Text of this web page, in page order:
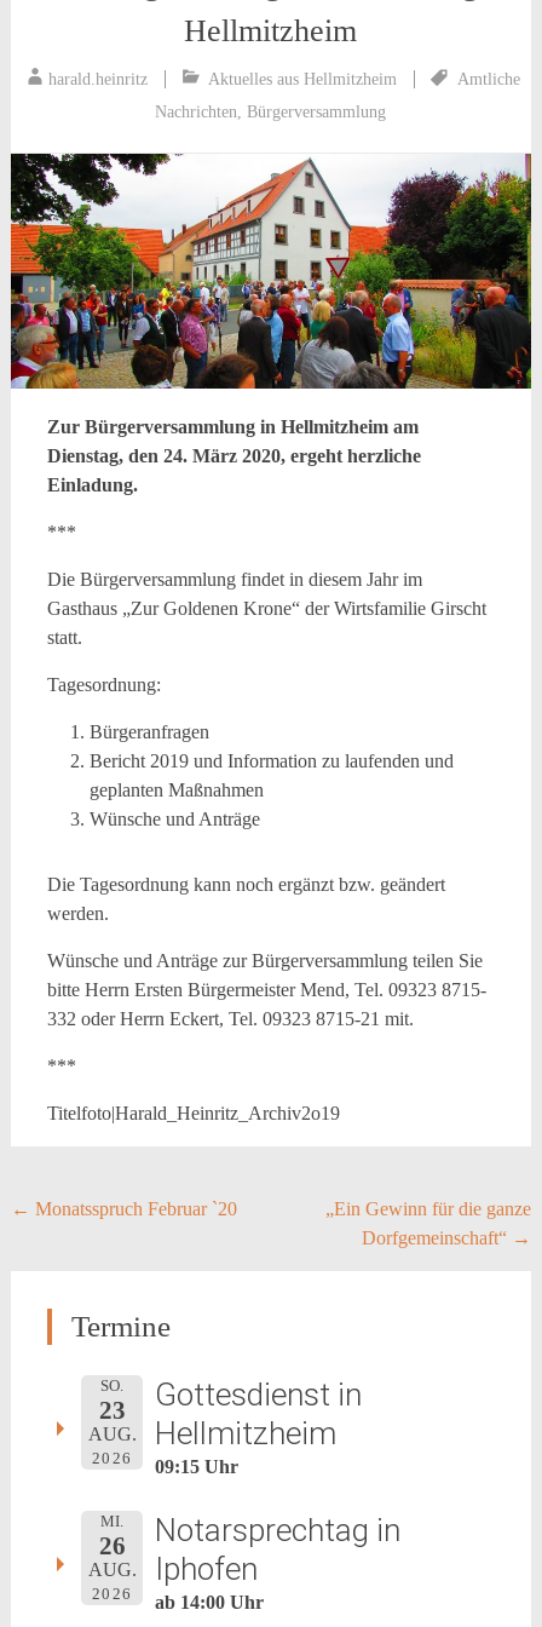
Hellmitzheim
harald.heinritz Aktuelles aus Hellmitzheim
Amtliche
Nachrichten ,Bürgerversammlung
Zur Bürgerversammlung in Hellmitzheim am
Dienstag, den 24. März 2020, ergeht herzliche
Einladung.
***
Die Bürgerversammlung findet in diesem Jahr im
Gasthaus „Zur Goldenen Krone“ der Wirtsfamilie Girscht
statt.
Tagesordnung:
Bürgeranfragen
Bericht 2019 und Information zu laufenden und
geplanten Maßnahmen
Wünsche und Anträge
Die Tagesordnung kann noch ergänzt bzw. geändert
werden.
Wünsche und Anträge zur Bürgerversammlung teilen Sie
bitte Herrn Ersten Bürgermeister Mend, Tel. 09323 8715-
332 oder Herrn Eckert, Tel. 09323 8715-21 mit.
***
Titelfoto|Harald_Heinritz_Archiv2o19
Post
← Monatsspruch Februar `20
„Ein Gewinn für die ganze
Dorfgemeinschaft“ →
Termine
SO.
23
AUG.
2026
Gottesdienst in
Hellmitzheim
09:15 Uhr
MI.
26
AUG.
2026
Notarsprechtag in
Iphofen
ab 14:00 Uhr